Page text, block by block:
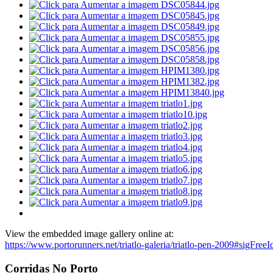
View the embedded image gallery online at:
https://www.portorunners.net/triatlo-galeria/triatlo-pen-
Corridas No Porto